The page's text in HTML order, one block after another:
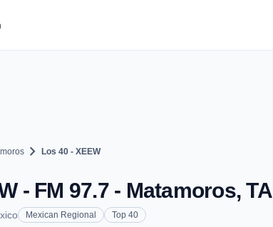
chevron_right Los 40 - XEEW
- FM 97.7 - Matamoros, TA
Mexican Regional Top 40